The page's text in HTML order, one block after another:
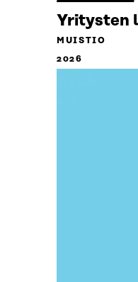
Yritysten
MUISTIO
2026